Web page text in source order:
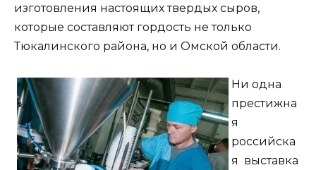
изготовления настоящих твердых сыров,
которые составляют гордость не только
Тюкалинского района, но и Омской области.
Ни одна
престижна
я
российска
я выставка